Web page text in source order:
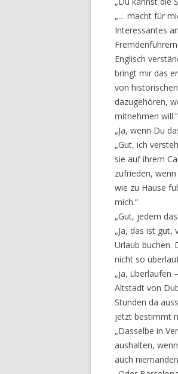
„… macht für
Interessantes
Englisch
bringt mir das
von
dazugehören,
mitnehmen will.“
„Ja, wenn Du
„Gut, ich
sie auf ihrem
zufrieden,
wie zu Hause
mich.“
„Gut, jedem das
„Ja, das ist
Urlaub buchen.
nicht so
„ja, überlaufen
Altstadt von
Stunden da
jetzt bestimmt
„Dasselbe in
aushalten,
auch